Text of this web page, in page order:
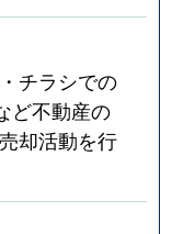
チラシでの
ど不動産の
却活動を行